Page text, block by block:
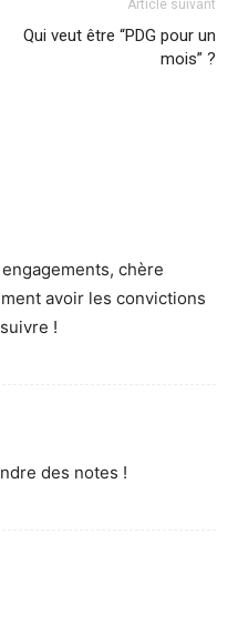
Article suivant
Qui veut être “PDG pour un
mois” ?
chère
avoir les convictions
!
des notes !